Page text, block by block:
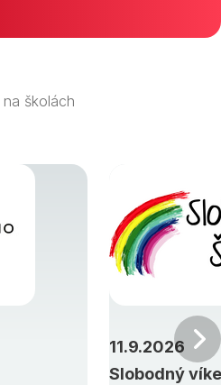
na školách
Slobodný
11.9.2026